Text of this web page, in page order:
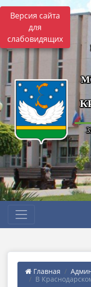
Версия сайта
для
слабовидящих
Главная
В